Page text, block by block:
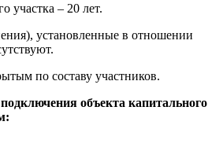
участка – 20 лет.
установленные в отношении
по составу участников.
объекта капитального